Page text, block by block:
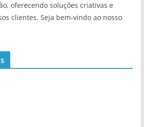
oferecendo soluções criativas e
clientes. Seja bem-vindo ao nosso